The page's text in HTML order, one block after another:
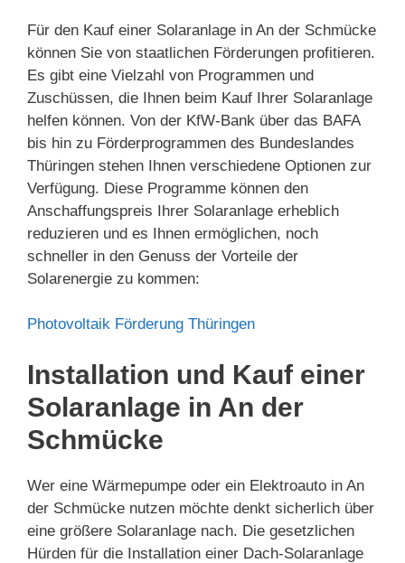
Für den Kauf einer Solaranlage in An der Schmücke
können Sie von staatlichen Förderungen profitieren.
Es gibt eine Vielzahl von Programmen und
Zuschüssen, die Ihnen beim Kauf Ihrer Solaranlage
helfen können. Von der KfW-Bank über das BAFA
bis hin zu Förderprogrammen des Bundeslandes
Thüringen stehen Ihnen verschiedene Optionen zur
Verfügung. Diese Programme können den
Anschaffungspreis Ihrer Solaranlage erheblich
reduzieren und es Ihnen ermöglichen, noch
schneller in den Genuss der Vorteile der
Solarenergie zu kommen:
Photovoltaik Förderung Thüringen
Installation und Kauf einer
Solaranlage in An der
Schmücke
Wer eine Wärmepumpe oder ein Elektroauto in An
der Schmücke nutzen möchte denkt sicherlich über
eine größere Solaranlage nach. Die gesetzlichen
Hürden für die Installation einer Dach-Solaranlage